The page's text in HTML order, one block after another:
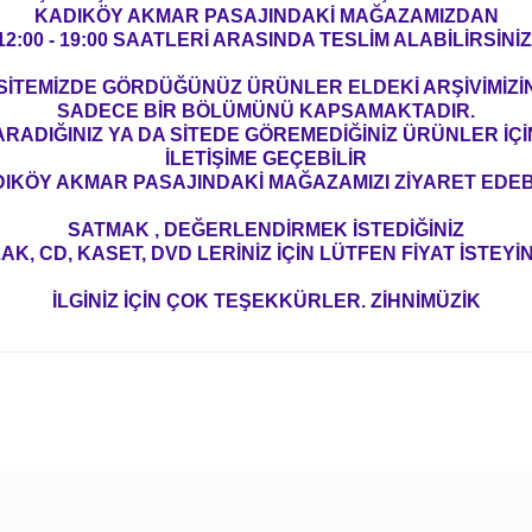
KADIKÖY AKMAR PASAJINDAKİ MAĞAZAMIZDAN
- 19:00 SAATLERİ ARASINDA TESLİM
GÖRDÜĞÜNÜZ ÜRÜNLER ELDEKİ
SADECE BİR BÖLÜMÜNÜ KAPSAMAKTADIR.
YA DA SİTEDE GÖREMEDİĞİNİZ ÜRÜNLER
İLETİŞİME GEÇEBİLİR
AKMAR PASAJINDAKİ MAĞAZAMIZI ZİYARET
SATMAK , DEĞERLENDİRMEK İSTEDİĞİNİZ
CD, KASET, DVD LERİNİZ İÇİN LÜTFEN FİYAT
İLGİNİZ İÇİN ÇOK TEŞEKKÜRLER. ZİHNİMÜZİK